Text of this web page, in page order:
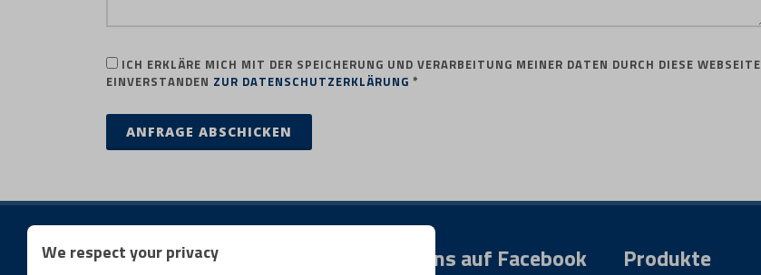
ICH ERKLÄRE MICH MIT DER SPEICHERUNG UND VERARBEITUNG MEINER DATEN DURCH DIESE WEBSEITE
EINVERSTANDEN ZUR DATENSCHUTZERKLÄRUNG *
ANFRAGE ABSCHICKEN
Folge uns auf Facebook Produkte
We respect your privacy